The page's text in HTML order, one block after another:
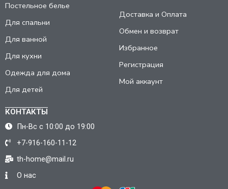
Постельное белье
Для спальни
Для ванной
Для кухни
Одежда для дома
Для детей
Доставка и Оплата
Обмен и возврат
Избранное
Регистрация
Мой аккаунт
КОНТАКТЫ
Пн-Вс с 10:00 до 19:00
+7-916-160-11-12
th-home@mail.ru
О нас